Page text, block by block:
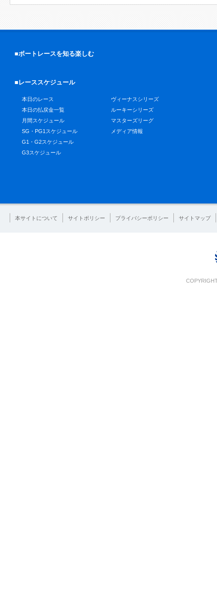
■ボートレースを知る楽しむ
■レーススケジュール
本日のレース
本日の払戻金一覧
月間スケジュール
SG・PG1スケジュール
G1・G2スケジュール
G3スケジュール
ヴィーナスシリーズ
ルーキーシリーズ
マスターズリーグ
メディア情報
本サイトについて サイトポリシー プライバシーポリシー サイトマップ